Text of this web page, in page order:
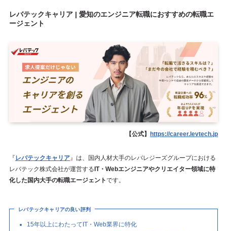
レバテックキャリア | 愛知のエンジニア転職におすすめの転職エ
ージェント
【公式】 https://career.levtech.jp
『 レバテックキャリア』は、国内人材大手のレバレジーズグループにおける
レバテック株式会社が運営する IT・Webエンジニアやクリエイター領域に特
化した国内大手の転職エージェントです。
レバテックキャリアの良い評判
15年以上にわたってIT・Web業界に特化